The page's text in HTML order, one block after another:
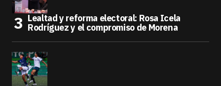
Lealtad y reforma electoral: Rosa Icela
Rodríguez y el compromiso de Morena